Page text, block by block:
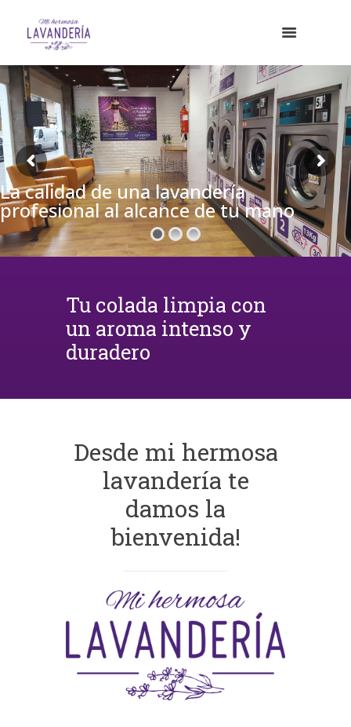
La calidad de una lavandería
profesional al alcance de tu mano
Tu colada limpia con
un aroma intenso y
duradero
Desde mi hermosa
lavandería te
damos la
bienvenida!